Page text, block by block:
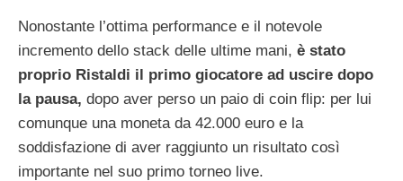
Nonostante l’ottima performance e il notevole
incremento dello stack delle ultime mani, è stato
proprio Ristaldi il primo giocatore ad uscire dopo
la pausa, dopo aver perso un paio di coin flip: per lui
comunque una moneta da 42.000 euro e la
soddisfazione di aver raggiunto un risultato così
importante nel suo primo torneo live.